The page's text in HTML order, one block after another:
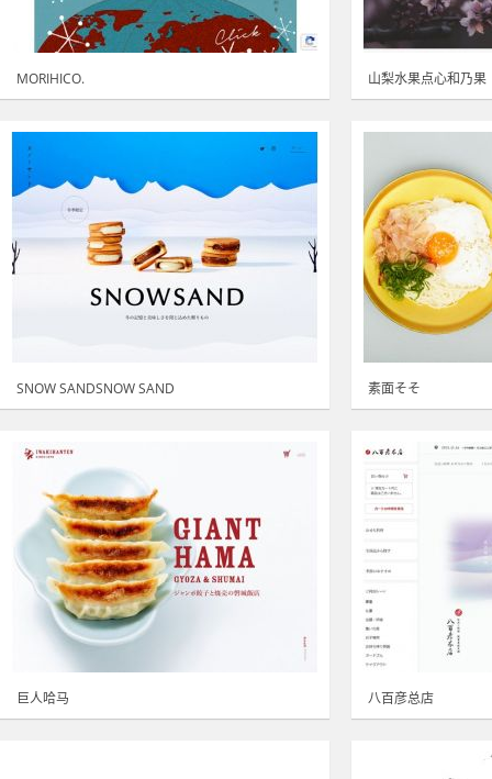
MORIHICO. 山梨水果点心和乃果
SNOW SANDSNOW SAND 素面そそ
巨人哈马 八百彦总店